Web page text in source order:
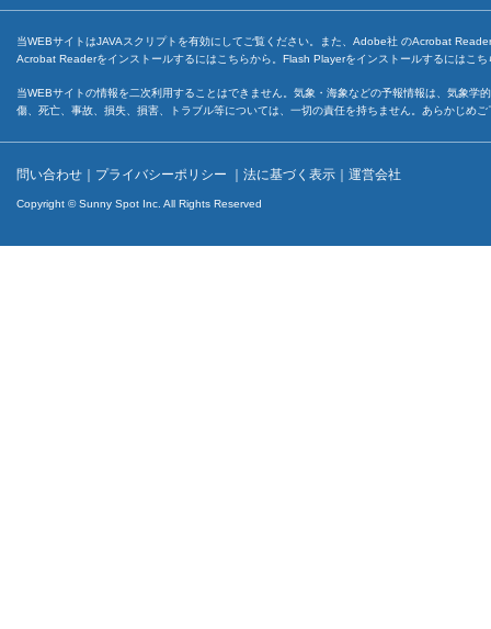
当WEBサイトはJAVAスクリプトを有効にしてご覧ください。また、Adobe社 のAcrobat
Acrobat Readerをインストールするには こちらから。Flash Playerをインストールするには こち
当WEBサイトの情報を二次利用することはできません。気象・海象などの予報情報は、気象
傷、死亡、事故、損失、損害、トラブル等については、一切の責任を持ちません。あらかじめ
問い合わせ ｜ プライバシーポリシー ｜ 法に基づく表示 ｜ 運営会社
Copyright © Sunny Spot Inc. All Rights Reserved